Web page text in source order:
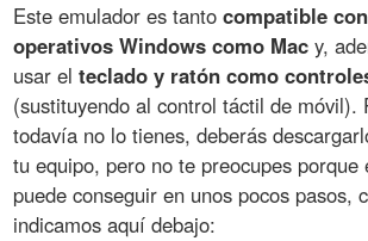
Este emulador es tantocompatible
operativos Windows como Mac y,
usar elteclado y ratón como
(sustituyendo al control táctil de móvil).
todavía no lo tienes, deberás
tu equipo, pero no te preocupes porque
puede conseguir en unos pocos pasos,
indicamos aquí debajo: